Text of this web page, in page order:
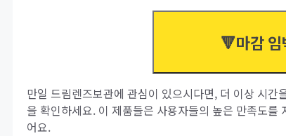
🔻마감
만일 드림렌즈보관에 관심이 있으시다면, 더 이상 시
을 확인하세요. 이 제품들은 사용자들의 높은 만족도
어요.